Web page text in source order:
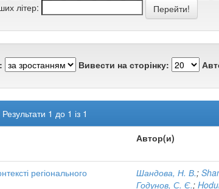
літер:
Вивести на сторінку:
Результати 1 до 1 із 1
Автор(и)
регіонального
Шандова, Н. В.;
Годунов, С. Є.;